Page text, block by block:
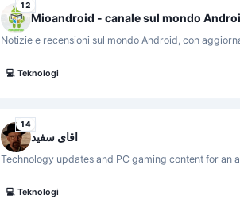
12
Mioandroid - canale sul mondo
Notizie e recensioni sul mondo Android, con
💻 Teknologi
14
اقای سفید
Technology updates and PC gaming content for an
💻 Teknologi